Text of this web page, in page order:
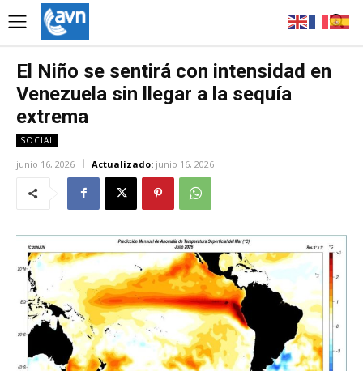
El Niño se sentirá con intensidad en
Venezuela sin llegar a la sequía
extrema
SOCIAL
junio 16, 2026 Actualizado: junio 16, 2026